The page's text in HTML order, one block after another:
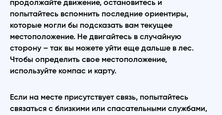
продолжайте движение, остановитесь и
попытайтесь вспомнить последние ориентиры,
которые могли бы подсказать вам текущее
местоположение. Не двигайтесь в случайную
сторону – так вы можете уйти еще дальше в лес.
Чтобы определить свое местоположение,
используйте компас и карту.
Если на месте присутствует связь, попытайтесь
связаться с близкими или спасательными службами,